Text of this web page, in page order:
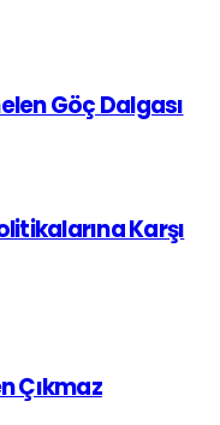
Göç Dalgası
Karşı
Çıkmaz